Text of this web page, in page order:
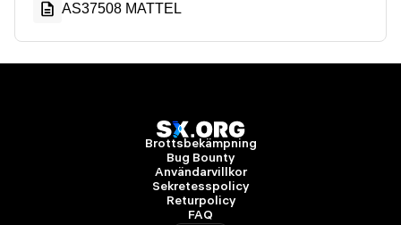
AS37508 MATTEL
Brottsbekämpning
Bug Bounty
Användarvillkor
Sekretesspolicy
Returpolicy
FAQ